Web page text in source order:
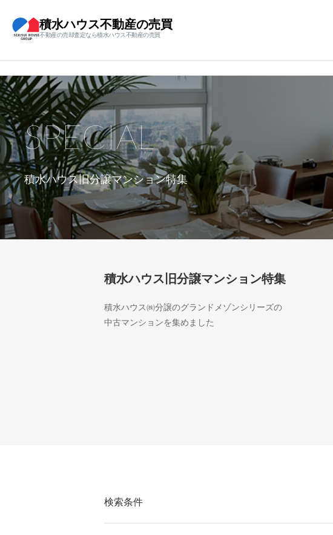
積水ハウス不動産の売買
不動産の売却査定なら積水ハウス不動産の売買
積水ハウス旧分譲マンション特集
SPECIAL
積水ハウス旧分譲マンション特集
積水ハウス㈱分譲のグランドメゾンシリーズの
中古マンションを集めました
検索条件